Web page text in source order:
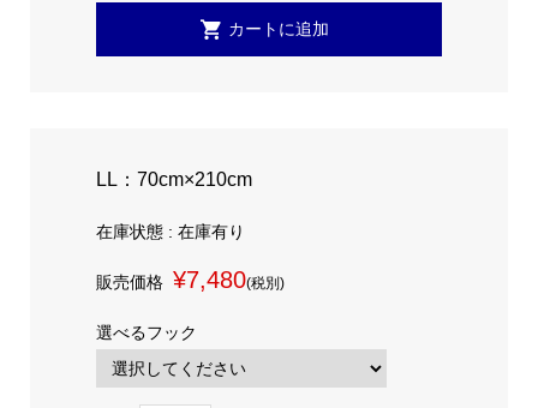
LL：70cm×210cm
在庫状態 : 在庫有り
販売価格 ¥7,480(税別)
選べるフック